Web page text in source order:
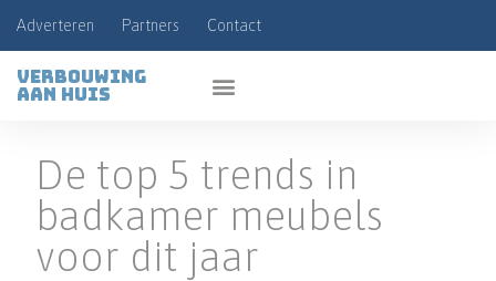
Adverteren Partners Contact
Verbouwing
aan huis
De top 5 trends in
badkamer meubels
voor dit jaar